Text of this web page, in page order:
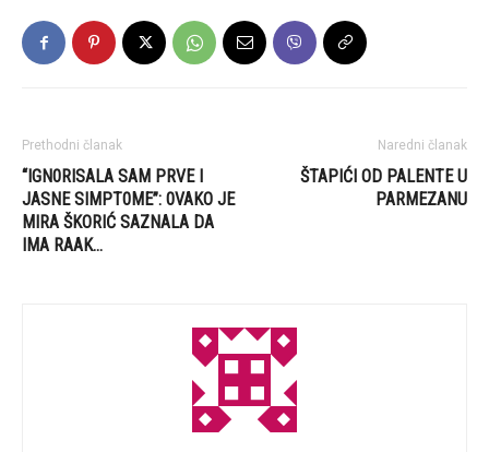
Prethodni članak
“IGN0RISALA SAM PRVE I
JASNE SIMPT0ME”: 0VAKO JE
MIRA ŠKORIĆ SAZNALA DA
IMA RAAK…
Naredni članak
ŠTAPIĆI OD PALENTE U
PARMEZANU